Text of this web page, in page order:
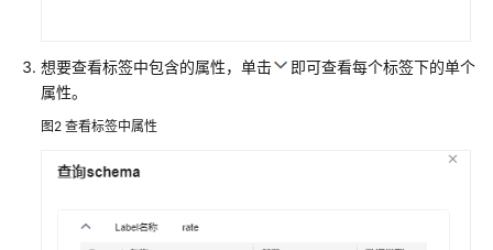
擎
服
务
准
想要查看标签中包含的属性，单击
即可查看每个标签下的单个
属性。
图2 查看标签中属性